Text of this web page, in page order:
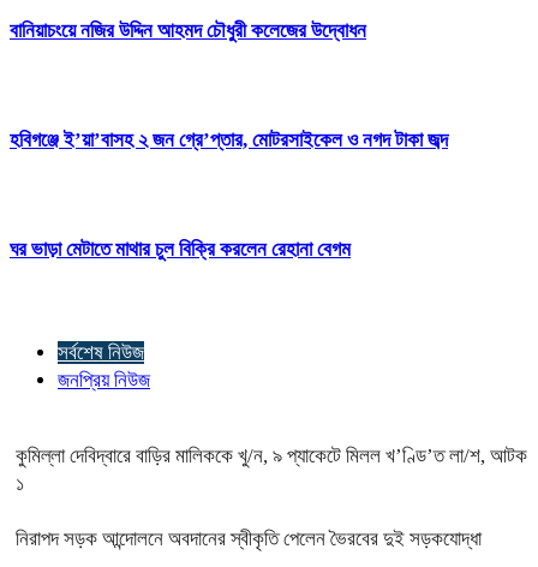
বানিয়াচংয়ে নজির উদ্দিন আহমদ চৌধুরী কলেজের উদ্বোধন
হবিগঞ্জে ই’য়া’বাসহ ২ জন গ্রে’প্তার, মোটরসাইকেল ও নগদ টাকা জব্দ
ঘর ভাড়া মেটাতে মাথার চুল বিক্রি করলেন রেহানা বেগম
সর্বশেষ নিউজ
জনপ্রিয় নিউজ
কুমিল্লা দেবিদ্বারে বাড়ির মালিককে খু/ন, ৯ প্যাকেটে মিলল খ’ণ্ডি’ত লা/শ, আটক
১
নিরাপদ সড়ক আন্দোলনে অবদানের স্বীকৃতি পেলেন ভৈরবের দুই সড়কযোদ্ধা